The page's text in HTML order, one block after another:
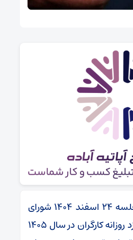
بر اساس مصوبه جلسه ۲۴ اسفند ۱۴۰۴ شورای
عالی کار، حداقل مزد روزانه کارگران در سال ۱۴۰۵